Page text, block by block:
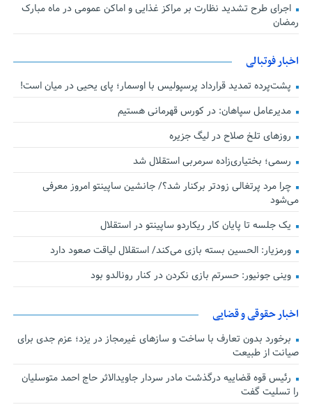
اجرای طرح تشدید نظارت بر مراکز غذایی و اماکن عمومی در ماه مبارک
رمضان
اخبار فوتبالی
پشت‌پرده تمدید قرارداد پرسپولیس با اوسمار؛ پای یحیی در میان است!
مدیرعامل سپاهان: در کورس قهرمانی هستیم
روزهای تلخ صلاح در لیگ جزیره
رسمی؛ بختیاری‌زاده سرمربی استقلال شد
چرا مرد پرتغالی زودتر برکنار شد؟/ جانشین ساپینتو امروز معرفی
می‌شود
یک جلسه تا پایان کار ریکاردو ساپینتو در استقلال
ورمزیار: الحسین بسته بازی می‌کند/ استقلال لیاقت صعود دارد
وینی جونیور: حسرتم بازی نکردن در کنار رونالدو بود
اخبار حقوقی و قضایی
برخورد بدون تعارف با ساخت‌ و سازهای غیرمجاز در یزد؛ عزم جدی برای
صیانت از طبیعت
رئیس قوه قضاییه درگذشت مادر سردار جاویدالاثر حاج احمد متوسلیان
را تسلیت گفت